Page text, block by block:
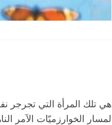
هي تلك المرأة التي تجرجر
لمسار الخوارزميّات الآمر